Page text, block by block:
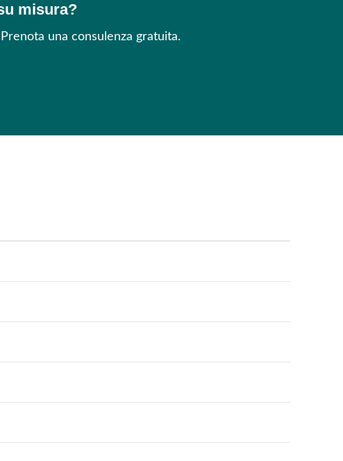
misura?
una consulenza gratuita.